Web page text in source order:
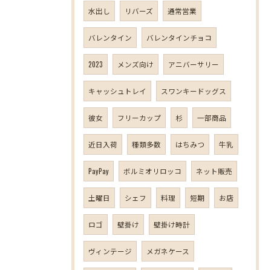
水出し リバーズ 通常営業
バレンタイン バレンタインチョコ
2023 メンズ向け アニバーサリー
キャッシュトレイ スワンキードッグス
彼女 フリーカップ 杉 一部商品
近日入荷 種類多数 はちみつ 牛乳
PayPay ボルミオリロッコ ネット販売
土曜日 シェフ 料理 短期 お店
ロゴ 壁掛け 壁掛け時計
ヴィンテージ メガネケース